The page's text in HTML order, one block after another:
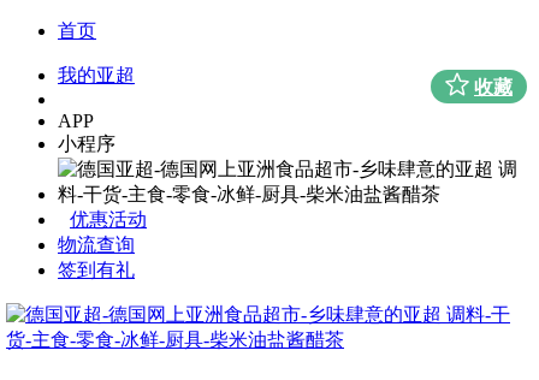
首页
我的亚超
APP
小程序
优惠活动
物流查询
签到有礼
收藏